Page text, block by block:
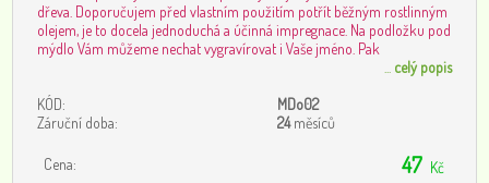
dřeva. Doporučujem před vlastním použitím potřít běžným rostlinným
olejem, je to docela jednoduchá a účinná impregnace. Na podložku pod
mýdlo Vám můžeme nechat vygravírovat i Vaše jméno. Pak
celý popis
KÓD:
MDo02
Záruční doba:
24měsíců
Cena: 47 Kč